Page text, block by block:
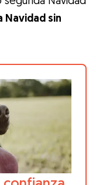
Todas
Veterinaria
Navidad sin